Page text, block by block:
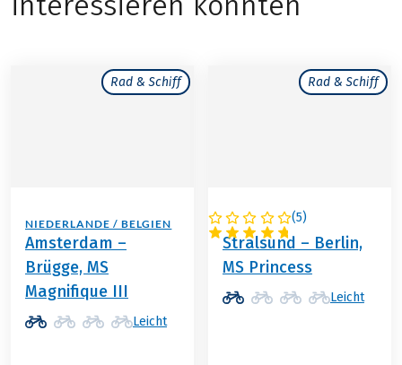
Rad & Schiff
NIEDERLANDE / BELGIEN
Amsterdam –
Brügge, MS
Magnifique III
Leicht
Rad & Schiff
(5)
DEUTSCHLAND
Stralsund – Berlin,
MS Princess
Leicht